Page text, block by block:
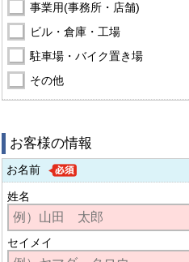
事業用(事務所・店舗)
ビル・倉庫・工場
駐車場・バイク置き場
その他
お客様の情報
お名前
姓名
セイメイ